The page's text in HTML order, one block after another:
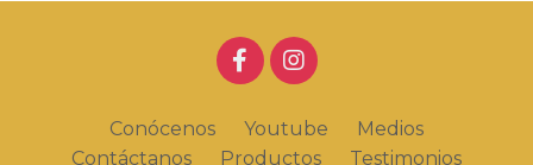
Conócenos Youtube
Medios
Contáctanos
Productos Testimonios